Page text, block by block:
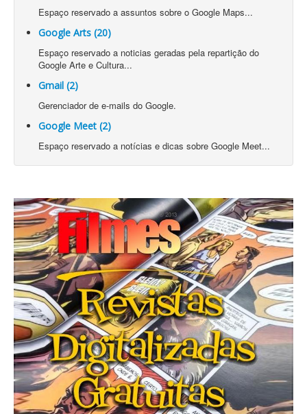
Espaço reservado a assuntos sobre o Google Maps...
Google Arts (20)
Espaço reservado a noticias geradas pela repartição do
Google Arte e Cultura...
Gmail (2)
Gerenciador de e-mails do Google.
Google Meet (2)
Espaço reservado a notícias e dicas sobre Google Meet...